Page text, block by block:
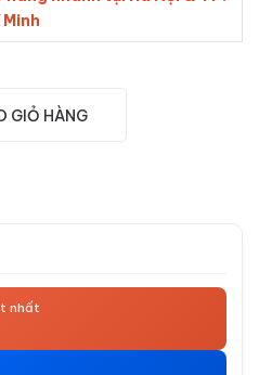
Minh
GIỎ HÀNG
nhất